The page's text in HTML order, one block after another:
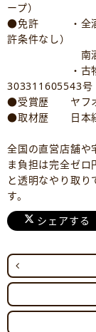
ープ）
●免許 ・全酒類
許条件なし）
南酒（証
・古物商許
303311605543号
●受賞歴 ヤフオ
●取材歴 日本経
全国の直営店舗や
ま負担は完全ゼロ
と透明なやり取り
す。
シェアする